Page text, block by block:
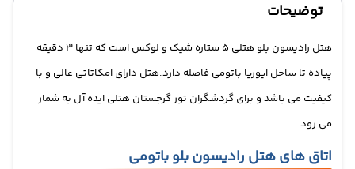
توضیحات
هتل رادیسون بلو هتلی 5 ستاره شیک و لوکس است که تنها 3 دقیقه
پیاده تا ساحل ایوریا باتومی فاصله دارد.هتل دارای امکاتاتی عالی و با
کیفیت می باشد و برای گردشگران تور گرجستان هتلی ایده آل به شمار
می رود.
اتاق های هتل رادیسون بلو باتومی